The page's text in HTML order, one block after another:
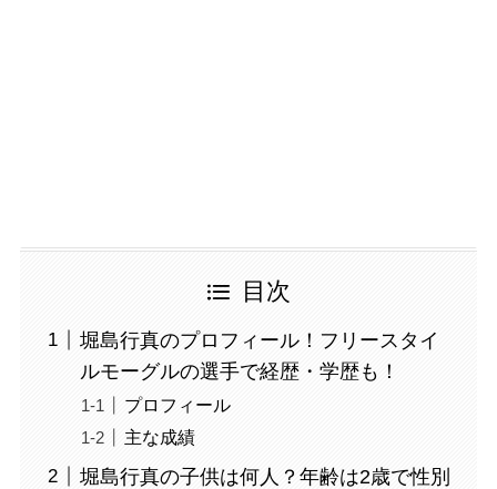
目次
堀島行真のプロフィール！フリースタイ
ルモーグルの選手で経歴・学歴も！
プロフィール
主な成績
堀島行真の子供は何人？年齢は2歳で性別